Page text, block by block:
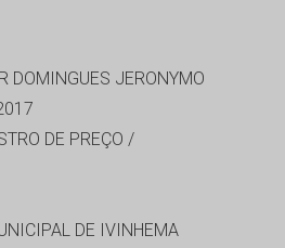
DOMINGUES JERONYMO
DE PREÇO /
DE IVINHEMA